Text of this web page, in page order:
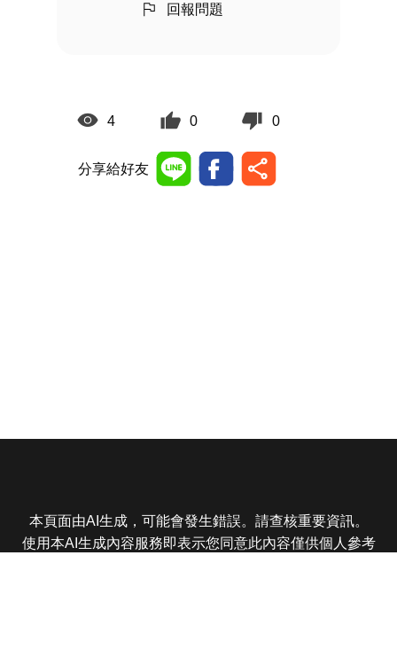
回報問題
4 0 0
分享給好友
本頁面由AI生成，可能會發生錯誤。請查核重要資訊。
使用本AI生成內容服務即表示您同意此內容僅供個人參考